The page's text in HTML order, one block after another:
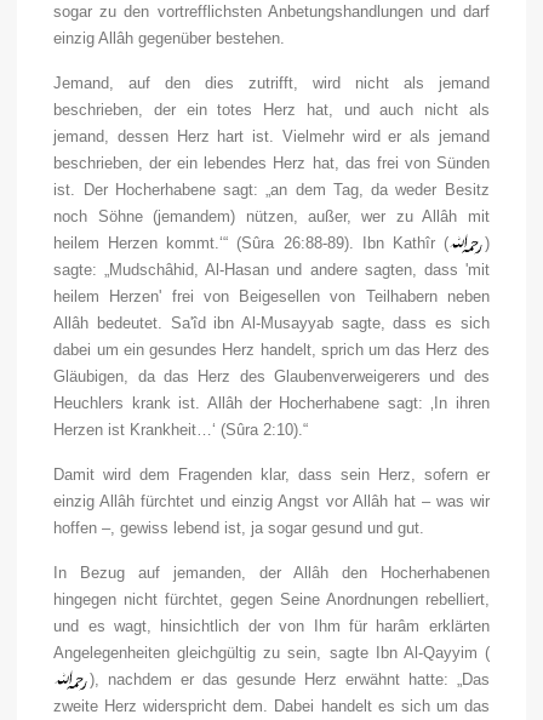
sogar zu den vortrefflichsten Anbetungshandlungen und darf
einzig Allâh gegenüber bestehen.
Jemand, auf den dies zutrifft, wird nicht als jemand
beschrieben, der ein totes Herz hat, und auch nicht als
jemand, dessen Herz hart ist. Vielmehr wird er als jemand
beschrieben, der ein lebendes Herz hat, das frei von Sünden
ist. Der Hocherhabene sagt: „an dem Tag, da weder Besitz
noch Söhne (jemandem) nützen, außer, wer zu Allâh mit
heilem Herzen kommt.‘“ (Sûra 26:88-89). Ibn Kathîr (
)
sagte: „Mudschâhid, Al-Hasan und andere sagten, dass 'mit
heilem Herzen' frei von Beigesellen von Teilhabern neben
Allâh bedeutet. Sa'îd ibn Al-Musayyab sagte, dass es sich
dabei um ein gesundes Herz handelt, sprich um das Herz des
Gläubigen, da das Herz des Glaubenverweigerers und des
Heuchlers krank ist. Allâh der Hocherhabene sagt: ‚In ihren
Herzen ist Krankheit…‘ (Sûra 2:10).“
Damit wird dem Fragenden klar, dass sein Herz, sofern er
einzig Allâh fürchtet und einzig Angst vor Allâh hat – was wir
hoffen –, gewiss lebend ist, ja sogar gesund und gut.
In Bezug auf jemanden, der Allâh den Hocherhabenen
hingegen nicht fürchtet, gegen Seine Anordnungen rebelliert,
und es wagt, hinsichtlich der von Ihm für harâm erklärten
Angelegenheiten gleichgültig zu sein, sagte Ibn Al-Qayyim (
), nachdem er das gesunde Herz erwähnt hatte: „Das
zweite Herz widerspricht dem. Dabei handelt es sich um das